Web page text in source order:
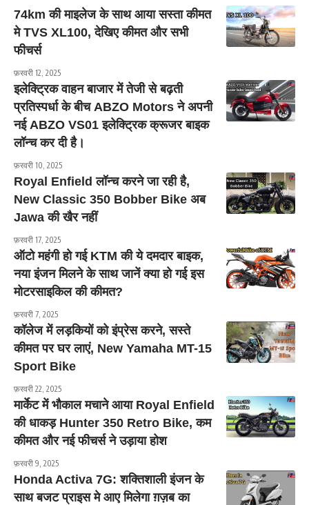
74km की माइलेज के साथ आया सस्ता कीमत
मे TVS XL100, देखिए कीमत और सभी
फीचर्स
फ़रवरी 12, 2025
इलेक्ट्रिक वाहन बाजार में तेजी से बढ़ती
प्रतिस्पर्धा के बीच ABZO Motors ने अपनी
नई ABZO VS01 इलेक्ट्रिक क्रूजर बाइक
लॉन्च कर दी है।
फ़रवरी 10, 2025
Royal Enfield लॉन्च करने जा रही है,
New Classic 350 Bobber Bike अब
Jawa की खैर नहीं
फ़रवरी 17, 2025
ऑटो महंगी हो गई KTM की ये दमदार बाइक,
नया इंजन मिलने के साथ जानें क्या हो गई इस
मोटरसाइकिल की कीमत?
फ़रवरी 7, 2025
कॉलेज में लड़कियों को इंप्रेस करने, सस्ते
कीमत पर घर लाएं, New Yamaha MT-15
Sport Bike
फ़रवरी 22, 2025
मार्केट में भौकाल मचाने आया Royal Enfield
की धाकड़ Hunter 350 Retro Bike, कम
कीमत और नई फीचर्स ने उड़ाया होश
फ़रवरी 9, 2025
Honda Activa 7G: शक्तिशाली इंजन के
साथ बजट प्राइस मे आए मिलेगा ग़ज़ब का